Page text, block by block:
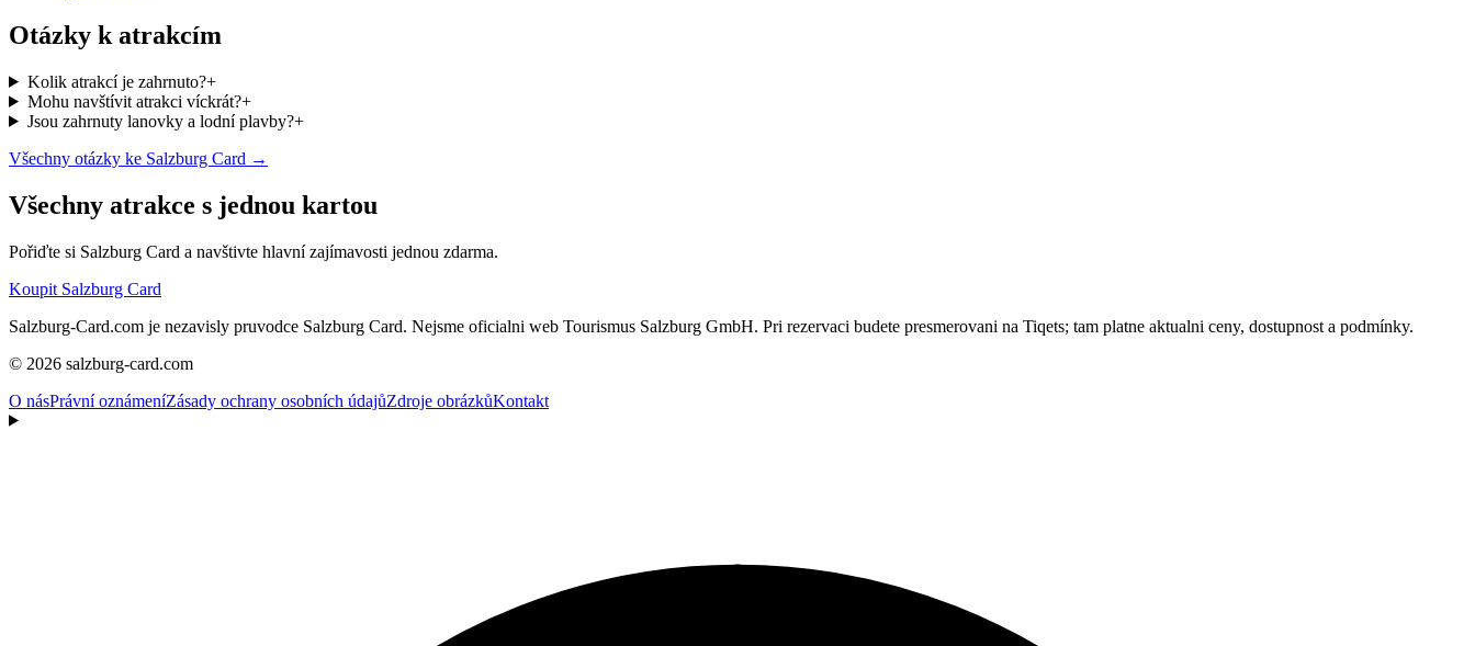
Otázky k atrakcím
Kolik atrakcí je zahrnuto?+
Mohu navštívit atrakci víckrát?+
Jsou zahrnuty lanovky a lodní plavby?+
Všechny otázky ke Salzburg Card →
Všechny atrakce s jednou kartou
Pořiďte si Salzburg Card a navštivte hlavní zajímavosti jednou zdarma.
Koupit Salzburg Card
Salzburg-Card.com je nezavisly pruvodce Salzburg Card. Nejsme oficialni web Tourismus Salzburg GmbH. Pri rezervaci budete presmerovani na Tiqets; tam platne aktualni ceny, dostupnost a podmínky.
© 2026 salzburg-card.com
O násPrávní oznámeníZásady ochrany osobních údajůZdroje obrázkůKontakt